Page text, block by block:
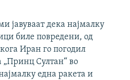
јавуваат дека најмалку
биле повредени, од
Иран го погодил
„Принц Султан“ во
една ракета и